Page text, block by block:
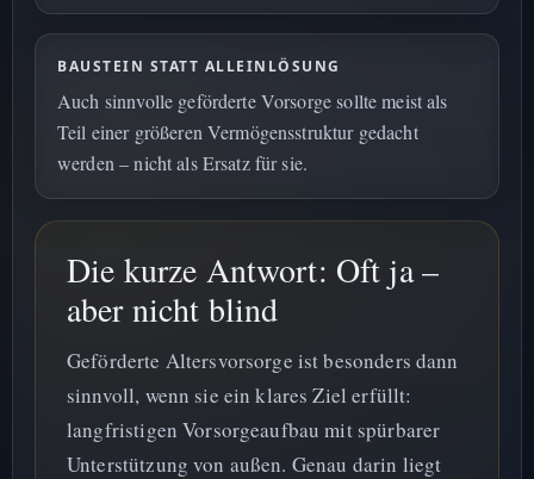
BAUSTEIN STATT ALLEINLÖSUNG
Auch sinnvolle geförderte Vorsorge sollte meist als
Teil einer größeren Vermögensstruktur gedacht
werden – nicht als Ersatz für sie.
Die kurze Antwort: Oft ja –
aber nicht blind
Geförderte Altersvorsorge ist besonders dann
sinnvoll, wenn sie ein klares Ziel erfüllt:
langfristigen Vorsorgeaufbau mit spürbarer
Unterstützung von außen. Genau darin liegt